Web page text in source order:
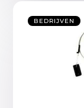
BEDRIJVEN